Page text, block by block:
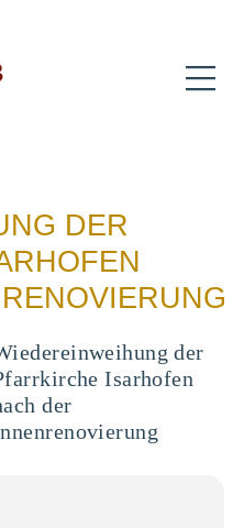
DER
der
Isarhofen
der